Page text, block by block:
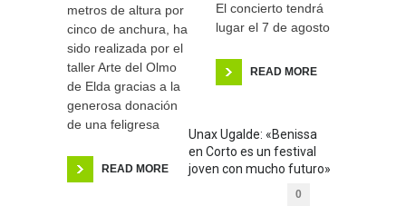
metros de altura por
cinco de anchura, ha
sido realizada por el
taller Arte del Olmo
de Elda gracias a la
generosa donación
de una feligresa
READ MORE
El concierto tendrá
lugar el 7 de agosto
READ MORE
Unax Ugalde: «Benissa
en Corto es un festival
joven con mucho futuro»
0